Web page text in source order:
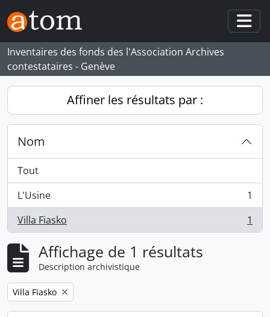
Skip to main content
Inventaires des fonds des l'Association Archives
contestataires - Genève
Affiner les résultats par :
Nom
Tout
L'Usine
, 1 résultats
1
Villa Fiasko
, 1 résultats 1
Affichage de 1 résultats
Description archivistique
Remove filter:
Villa Fiasko